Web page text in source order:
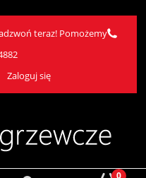
teraz! Pomożemy
Zaloguj się